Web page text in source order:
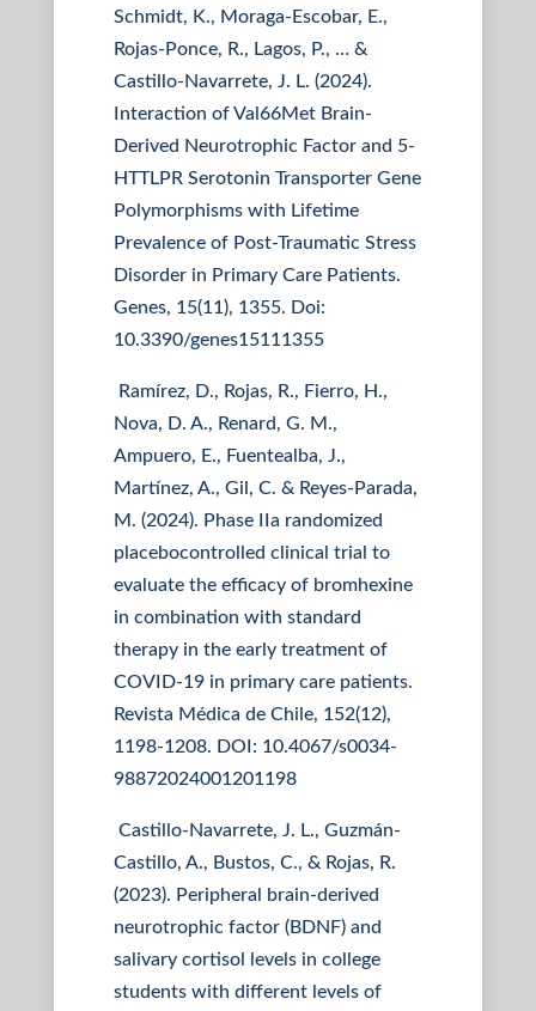
Schmidt, K., Moraga-Escobar, E.,
Rojas-Ponce, R., Lagos, P., … &
Castillo-Navarrete, J. L. (2024).
Interaction of Val66Met Brain-
Derived Neurotrophic Factor and 5-
HTTLPR Serotonin Transporter Gene
Polymorphisms with Lifetime
Prevalence of Post-Traumatic Stress
Disorder in Primary Care Patients.
Genes, 15(11), 1355. Doi:
10.3390/genes15111355
Ramírez, D., Rojas, R., Fierro, H.,
Nova, D. A., Renard, G. M.,
Ampuero, E., Fuentealba, J.,
Martínez, A., Gil, C. & Reyes-Parada,
M. (2024). Phase IIa randomized
placebocontrolled clinical trial to
evaluate the efficacy of bromhexine
in combination with standard
therapy in the early treatment of
COVID-19 in primary care patients.
Revista Médica de Chile, 152(12),
1198-1208. DOI: 10.4067/s0034-
98872024001201198
Castillo-Navarrete, J. L., Guzmán-
Castillo, A., Bustos, C., & Rojas, R.
(2023). Peripheral brain-derived
neurotrophic factor (BDNF) and
salivary cortisol levels in college
students with different levels of